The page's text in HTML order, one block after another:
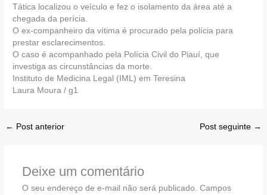
Tática localizou o veículo e fez o isolamento da área até a
chegada da perícia.
O ex-companheiro da vítima é procurado pela polícia para
prestar esclarecimentos.
O caso é acompanhado pela Polícia Civil do Piauí, que
investiga as circunstâncias da morte.
Instituto de Medicina Legal (IML) em Teresina
Laura Moura / g1
← Post anterior Post seguinte →
Deixe um comentário
O seu endereço de e-mail não será publicado. Campos